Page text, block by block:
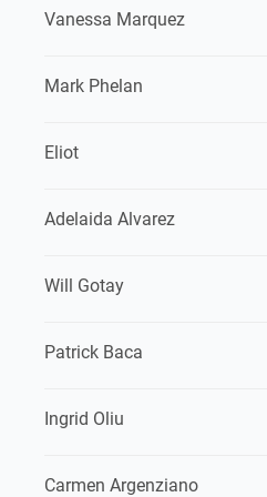
Vanessa Marquez
Mark Phelan
Eliot
Adelaida Alvarez
Will Gotay
Patrick Baca
Ingrid Oliu
Carmen Argenziano